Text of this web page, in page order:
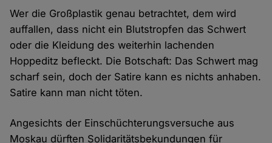
Wer die Großplastik genau betrachtet, dem wird
auffallen, dass nicht ein Blutstropfen das Schwert
oder die Kleidung des weiterhin lachenden
Hoppeditz befleckt. Die Botschaft: Das Schwert mag
scharf sein, doch der Satire kann es nichts anhaben.
Satire kann man nicht töten.
Angesichts der Einschüchterungsversuche aus
Moskau dürften Solidaritätsbekundungen für